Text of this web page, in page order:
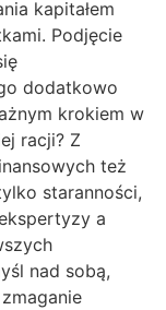
kapitałem
Podjęcie
dodatkowo
krokiem w
racji? Z
też
staranności,
a
nad sobą,